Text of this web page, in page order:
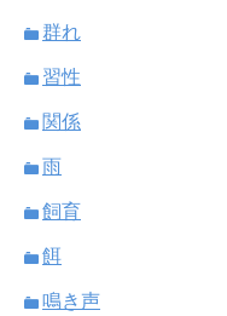
群れ
習性
関係
雨
飼育
餌
鳴き声